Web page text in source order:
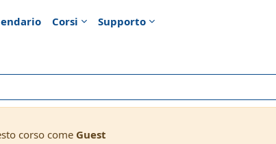
Corsi Supporto
corso come Guest